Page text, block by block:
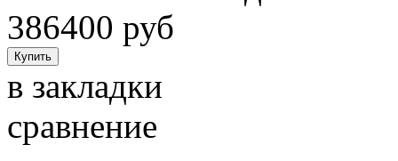
386400 руб
в закладки
сравнение